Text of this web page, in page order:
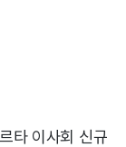
타 이사회 신규